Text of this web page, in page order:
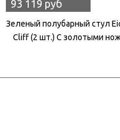
93 119 руб
Зеленый полубарный стул
Cliff (2 шт.) С золотыми